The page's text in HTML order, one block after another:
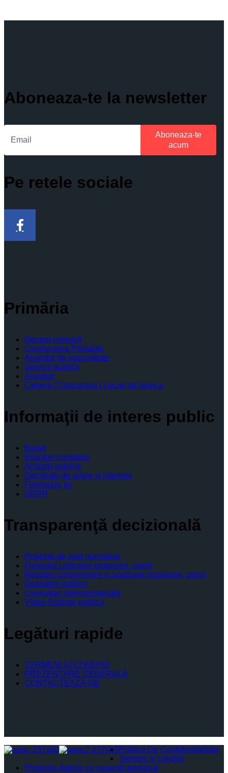
Aboneaza-te la newsletter
Aboneaza-te
acum
Pe retele sociale
Facebook
Primăria
Despre comună
Conducerea Primăriei
Aparatul de specialitate
Servicii publice
Anunturi
Cariera | Concursuri | Locuri de munca
Informaţii de interes public
Buget
Bilanţuri contabile
Achiziţii publice
Declaratii de avere si interese
Formulare tip
GDPR
Transparenţă decizională
Proiecte de acte normative
Formular colectare propuneri, opinii
Registru consemnare si analizare propuneri, opinii
Dezbateri publice
Consultari interministeriale
Video Şedinţe publice
Legături rapide
TERMENI ŞI CONDIŢII
PREZENTARE GENERALĂ
CONTACTEAZĂ-NE
Politica De Confidențialitate
Termeni și condiții
Protectia datelor cu caracter personal